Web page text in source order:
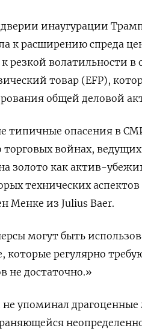
инаугурации
к расширению спреда
резкой волатильности
товар (EFP),
общей деловой
типичные опасения в
торговых войнах,
золото как актив-
технических
Менке из Julius Baer.
могут быть
которые регулярно
не достаточно.»
упоминал